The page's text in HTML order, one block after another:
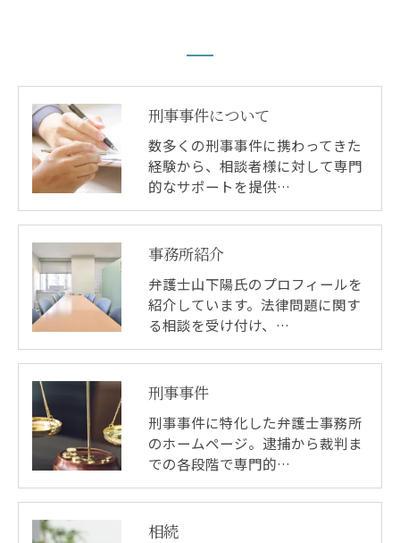
刑事事件について
数多くの刑事事件に携わってきた
経験から、相談者様に対して専門
的なサポートを提供…
事務所紹介
弁護士山下陽氏のプロフィールを
紹介しています。法律問題に関す
る相談を受け付け、…
刑事事件
刑事事件に特化した弁護士事務所
のホームページ。逮捕から裁判ま
での各段階で専門的…
相続